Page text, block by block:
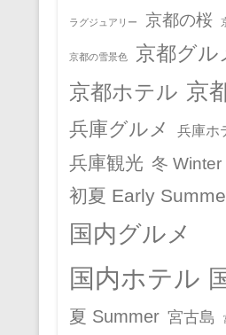
ラグジュアリー 京都の桜
京都の雪景色 京都グル
京都ホテル 京
兵庫グルメ 兵庫ホ
兵庫観光 冬 Winter
初夏 Early
国内グルメ
国内ホテル
夏 Summer 宮古島